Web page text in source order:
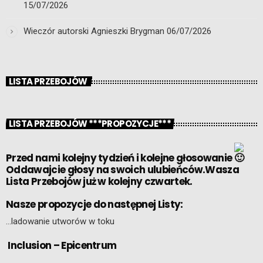
15/07/2026
Wieczór autorski Agnieszki Brygman 06/07/2026
LISTA PRZEBOJÓW
LISTA PRZEBOJÓW ***PROPOZYCJE***
Przed nami kolejny tydzień i kolejne głosowanie
Oddawajcie głosy na swoich ulubieńców.Wasza
Lista Przebojów już w kolejny czwartek.
Nasze propozycje do następnej Listy:
…ladowanie utworów w toku
Inclusion – Epicentrum